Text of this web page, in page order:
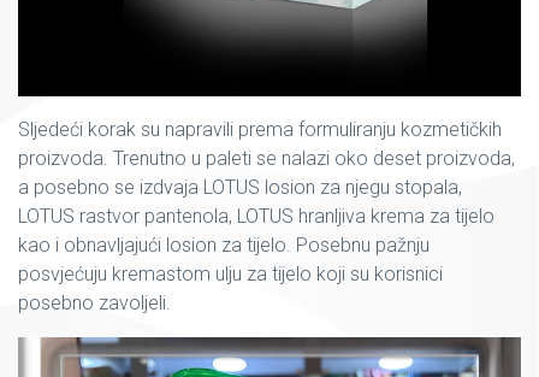
Sljedeći korak su napravili prema formuliranju kozmetičkih
proizvoda. Trenutno u paleti se nalazi oko deset proizvoda,
a posebno se izdvaja LOTUS losion za njegu stopala,
LOTUS rastvor pantenola, LOTUS hranljiva krema za tijelo
kao i obnavljajući losion za tijelo. Posebnu pažnju
posvjećuju kremastom ulju za tijelo koji su korisnici
posebno zavoljeli.